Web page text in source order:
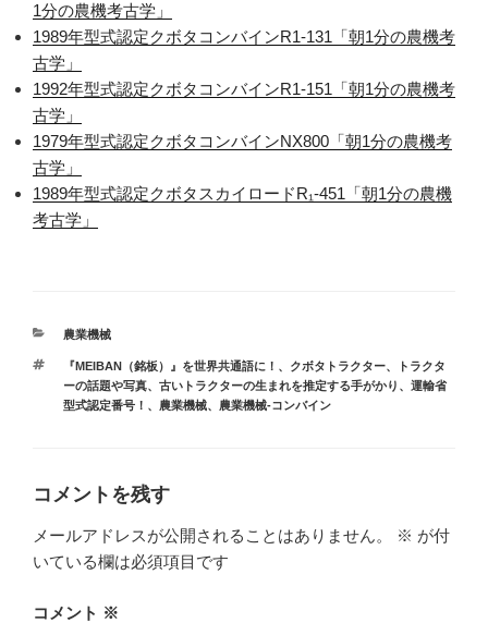
1分の農機考古学」
1989年型式認定クボタコンバインR1-131「朝1分の農機考
古学」
1992年型式認定クボタコンバインR1-151「朝1分の農機考
古学」
1979年型式認定クボタコンバインNX800「朝1分の農機考
古学」
1989年型式認定クボタスカイロードR₁-451「朝1分の農機
考古学」
カ
ー
農業機械
タ
グ
『MEIBAN（銘板）』を世界共通語に！ 、 クボタトラクター、
トラクタ
ーの話題や写真、 古いトラクターの生まれを推定する手がかり、運輸省
型式認定番号！ 、 農業機械、 農業機械-コンバイン
コメントを残す
メールアドレスが公開されることはありません。 ※ が付
いている欄は必須項目です
コメント ※